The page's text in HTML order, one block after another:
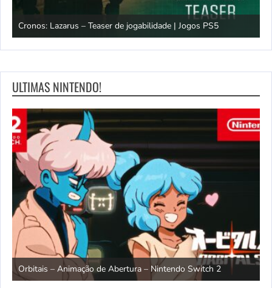
Cronos: Lazarus – Teaser de jogabilidade | Jogos PS5
ULTIMAS NINTENDO!
Orbitais – Animação de Abertura – Nintendo Switch 2